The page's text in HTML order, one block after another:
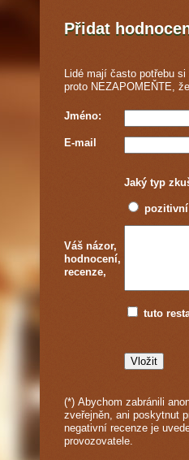
Přidat
Lidé mají často potřebu
proto NEZAPOMEŇTE,
Jméno:
E-mail
Jaký typ
pozitivní
Váš názor,
hodnocení,
recenze,
tuto
(*) Abychom zabránili
zveřejněn, ani poskytnut
negativní recenze je
provozovatele.